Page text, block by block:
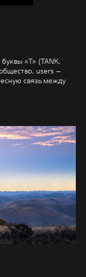
«T» (TANK,
users —
связь между